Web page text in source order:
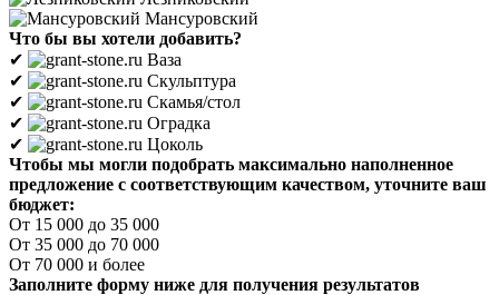
Мансуровский
Что бы вы хотели добавить?
✔
Ваза
✔
Скульптура
✔
Скамья/стол
✔
Оградка
✔
Цоколь
Чтобы мы могли подобрать максимально наполненное
предложение с соответствующим качеством, уточните ваш
бюджет:
От 15 000 до 35 000
От 35 000 до 70 000
От 70 000 и более
Заполните форму ниже для получения результатов